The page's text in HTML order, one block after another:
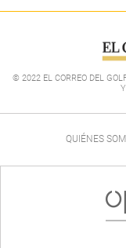
© 2022 EL CORREO DEL
QUIÉNES